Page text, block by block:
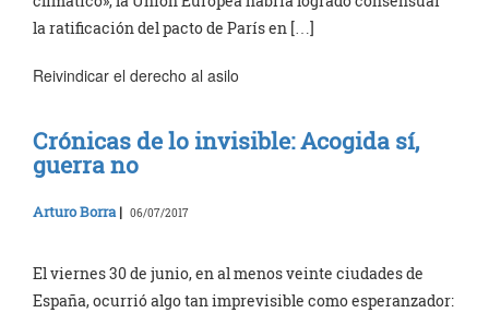
la ratificación del pacto de París en […]
Reivindicar el derecho al asilo
Crónicas de lo invisible: Acogida sí,
guerra no
Arturo Borra| 06/07/2017
El viernes 30 de junio, en al menos veinte ciudades de
España, ocurrió algo tan imprevisible como esperanzador: